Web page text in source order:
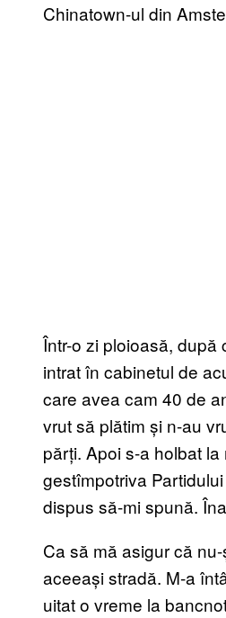
Chinatown-ul din
Într-o zi ploioasă, după
intrat în cabinetul de
care avea cam 40 de
vrut să plătim și n-au
părți. Apoi s-a holbat
gestîmpotriva
dispus să-mi spună.
Ca să mă asigur că
aceeași stradă. M-a
uitat o vreme la